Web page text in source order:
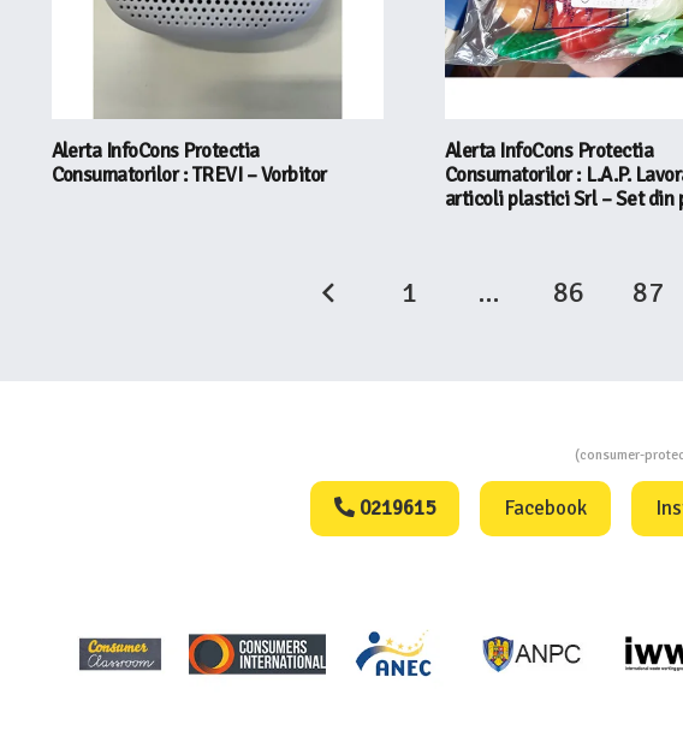
Alerta InfoCons Protectia
Consumatorilor : TREVI – Vorbitor
Alerta InfoCons Protectia
Consumatorilor : L.A.P.
articoli plastici Srl – Set din
1 … 86 87
(consumer-
0219615 Facebook